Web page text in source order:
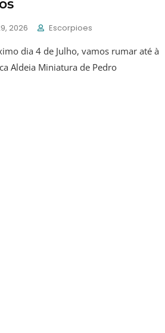
2026 Escorpioes
dia 4 de Julho, vamos rumar até à
Aldeia Miniatura de Pedro